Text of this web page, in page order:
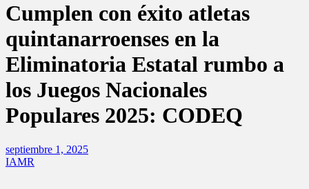
Cumplen con éxito atletas
quintanarroenses en la
Eliminatoria Estatal rumbo a
los Juegos Nacionales
Populares 2025: CODEQ
septiembre 1, 2025
IAMR